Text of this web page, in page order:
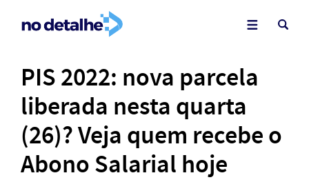
PIS 2022: nova parcela
liberada nesta quarta
(26)? Veja quem recebe o
Abono Salarial hoje